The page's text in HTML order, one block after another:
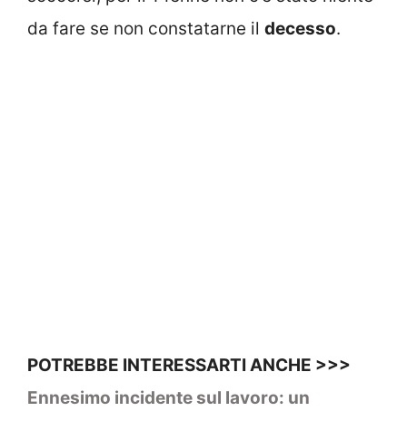
da fare se non constatarne il decesso.
POTREBBE INTERESSARTI ANCHE >>>
Ennesimo incidente sul lavoro: un